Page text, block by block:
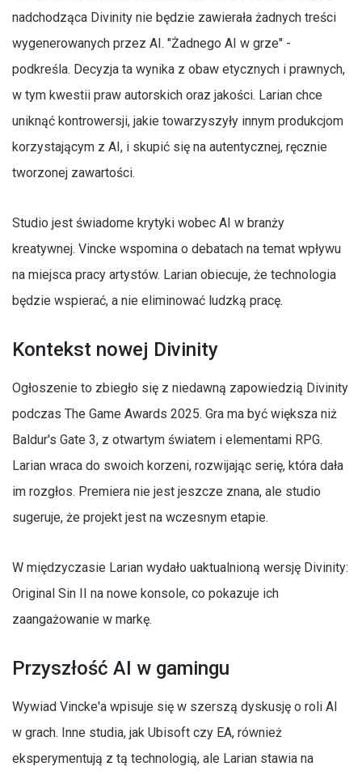
nadchodząca Divinity nie będzie zawierała żadnych treści
wygenerowanych przez AI. "Żadnego AI w grze" -
podkreśla. Decyzja ta wynika z obaw etycznych i prawnych,
w tym kwestii praw autorskich oraz jakości. Larian chce
uniknąć kontrowersji, jakie towarzyszyły innym produkcjom
korzystającym z AI, i skupić się na autentycznej, ręcznie
tworzonej zawartości.
Studio jest świadome krytyki wobec AI w branży
kreatywnej. Vincke wspomina o debatach na temat wpływu
na miejsca pracy artystów. Larian obiecuje, że technologia
będzie wspierać, a nie eliminować ludzką pracę.
Kontekst nowej Divinity
Ogłoszenie to zbiegło się z niedawną zapowiedzią Divinity
podczas The Game Awards 2025. Gra ma być większa niż
Baldur's Gate 3, z otwartym światem i elementami RPG.
Larian wraca do swoich korzeni, rozwijając serię, która dała
im rozgłos. Premiera nie jest jeszcze znana, ale studio
sugeruje, że projekt jest na wczesnym etapie.
W międzyczasie Larian wydało uaktualnioną wersję Divinity:
Original Sin II na nowe konsole, co pokazuje ich
zaangażowanie w markę.
Przyszłość AI w gamingu
Wywiad Vincke'a wpisuje się w szerszą dyskusję o roli AI
w grach. Inne studia, jak Ubisoft czy EA, również
eksperymentują z tą technologią, ale Larian stawia na